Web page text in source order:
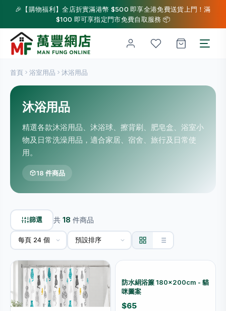
🎉【購物福利】全店折實滿港幣 $500 即享全港免費送貨上門！滿
$100 即可享指定門市免費自取服務 📦
首頁 浴室用品 沐浴用品
沐浴用品
精選各款沐浴用品、沐浴球、擦背刷、肥皂盒、浴室小
物及日常洗澡用品，適合家居、宿舍、旅行及日常使
用。
18 件商品
篩選 共 18 件商品
防水絹浴簾 180×200cm - 貓
咪圖案
$65